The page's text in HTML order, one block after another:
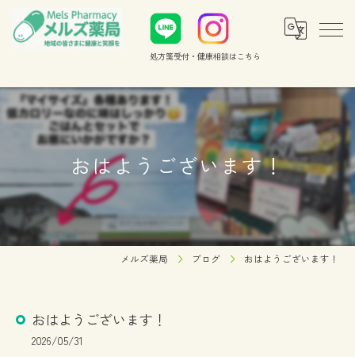
処方箋受付・健康相談はこちら
おはようございます！
メルズ薬局 ブログ おはようございます！
おはようございます！
2026/05/31